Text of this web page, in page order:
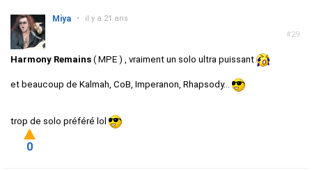
#29
Miya • il y a 21 ans
Harmony Remains ( MPE ) , vraiment un solo ultra puissant
et beaucoup de Kalmah, CoB, Imperanon, Rhapsody...
trop de solo préféré lol
0